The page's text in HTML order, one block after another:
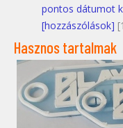
pontos dátumot
[hozzászólások]
Hasznos tartalmak